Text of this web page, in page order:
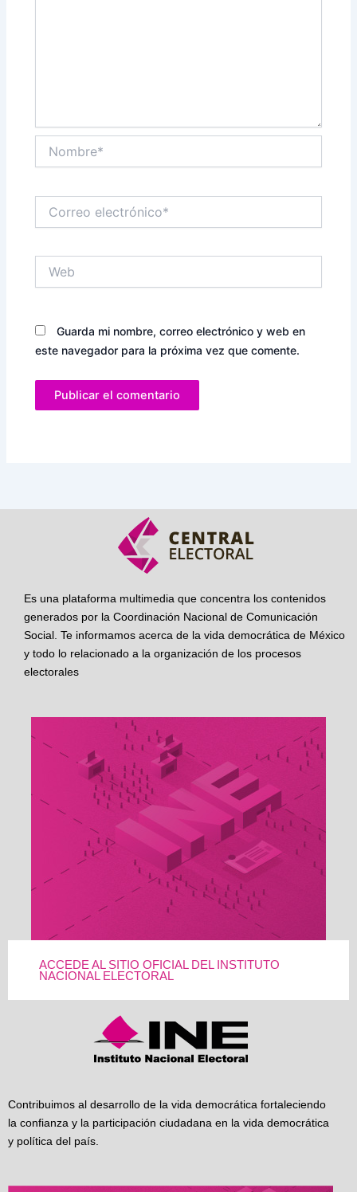
electrónico*
Guarda mi nombre, correo electrónico y web en
este navegador para la próxima vez que comente.
Es una plataforma multimedia que concentra los contenidos
generados por la Coordinación Nacional de Comunicación
Social. Te informamos acerca de la vida democrática de México
y todo lo relacionado a la organización de los procesos
electorales
ACCEDE AL SITIO OFICIAL DEL INSTITUTO
NACIONAL ELECTORAL
Contribuimos al desarrollo de la vida democrática fortaleciendo
la confianza y la participación ciudadana en la vida democrática
y política del país.